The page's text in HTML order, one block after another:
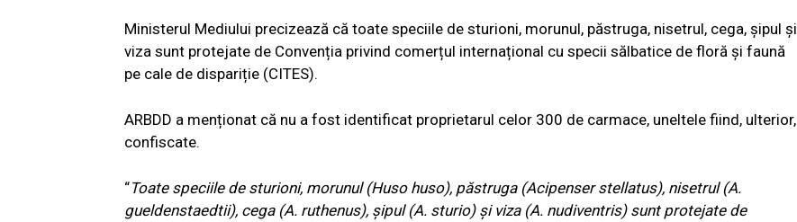
Ministerul Mediului precizează că toate speciile de sturioni, morunul, păstruga, nisetrul, cega, şipul şi
viza sunt protejate de Convenția privind comerțul internațional cu specii sălbatice de floră și faună
pe cale de dispariție (CITES).
ARBDD a menționat că nu a fost identificat proprietarul celor 300 de carmace, uneltele fiind, ulterior,
confiscate.
“Toate speciile de sturioni, morunul (Huso huso), păstruga (Acipenser stellatus), nisetrul (A.
gueldenstaedtii), cega (A. ruthenus), şipul (A. sturio) şi viza (A. nudiventris) sunt protejate de